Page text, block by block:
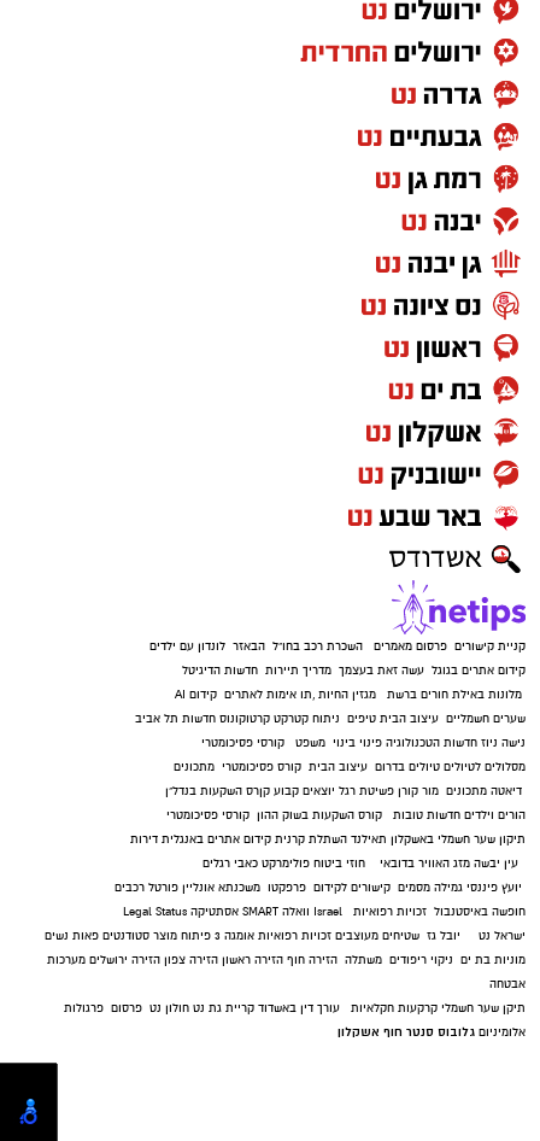
קניית קישורים פרסום מאמרים השכרת רכב בחו"ל הבאזר לונדון עם ילדים
קידום אתרים בגוגל עשה זאת בעצמך מדריך תיירות חדשות הדיגיטל
מלונות באילת חורים ברשת מגזין החיות ,תו אימות לאתרים קידום AI
שערים חשמליים עיצוב הבית טיפים ניתוח קטרקט קרטוקונוס חדשות תל אביב
נישה ניוז חדשות הטכנולוגיה פינוי בינוי משפט
קורסי פסיכומטרי
מסלולים לטיולים טיולים בדרום עיצוב הבית קורס פסיכומטרי מתכונים
דיאטה מתכונים מור קורן פשיטת רגל יוצאים קבוע קןרס השקעות בנדל"ן
הורים וילדים חדשות טובות קורס השקעות בשוק ההון קורסי פסיכומטרי
תיקון שער חשמלי באשקלון תאילנד השתלת קרנית קידום אתרים באנגלית דירות
עין יבשה מזג האוויר בדובאי חוזי ביטוח פולימרקט כאבי רגלים
יועץ פיננסי גמילה מסמים קישורים לקידום פרפקטו משכנתא אונליין פורטל רכבים
חופשה באיסטנבול זכויות רפואיות Israel וואלה SMART אסתטיקה Legal Status
ישראל נט
יובל גז שטיחים מעוצבים זכויות רפואיות אומגה 3 פיתוח מוצר סטודנטים פאות נשים
מוניות בת ים ניקוי ריפודים משתלה הזירה חוף הזירה ראשון הזירה צפון הזירה ירושלים מערכות
אבטחה
תיקן שער חשמלי קרקעות חקלאיות עורך דין באשדוד קריית גת נט חולון נט פרסום פרגולות
אלומיניום גלובוס סנטר חוף אשקלון